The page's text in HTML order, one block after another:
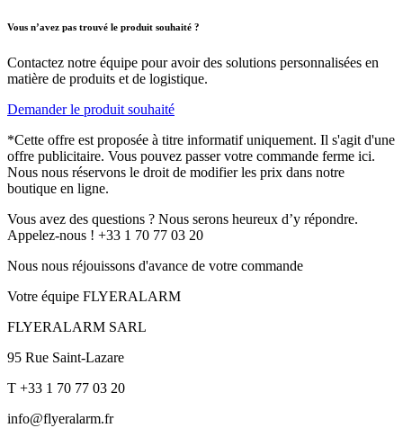
Vous n’avez pas trouvé le produit souhaité ?
Contactez notre équipe pour avoir des solutions personnalisées en
matière de produits et de logistique.
Demander le produit souhaité
*Cette offre est proposée à titre informatif uniquement. Il s'agit d'une
offre publicitaire. Vous pouvez passer votre commande ferme ici.
Nous nous réservons le droit de modifier les prix dans notre
boutique en ligne.
Vous avez des questions ? Nous serons heureux d’y répondre.
Appelez-nous ! +33 1 70 77 03 20
Nous nous réjouissons d'avance de votre commande
Votre équipe FLYERALARM
FLYERALARM SARL
95 Rue Saint-Lazare
T +33 1 70 77 03 20
info@flyeralarm.fr